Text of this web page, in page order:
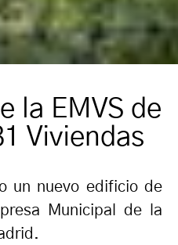
la EMVS de
Viviendas
un nuevo edificio de
Municipal de la